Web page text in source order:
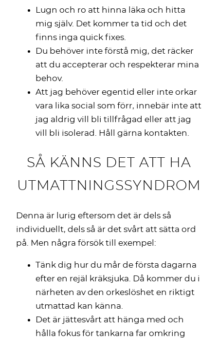
Lugn och ro att hinna läka och hitta
mig själv. Det kommer ta tid och det
finns inga quick fixes.
Du behöver inte förstå mig, det räcker
att du accepterar och respekterar mina
behov.
Att jag behöver egentid eller inte orkar
vara lika social som förr, innebär inte att
jag aldrig vill bli tillfrågad eller att jag
vill bli isolerad. Håll gärna kontakten.
SÅ KÄNNS DET ATT HA
UTMATTNINGSSYNDROM
Denna är lurig eftersom det är dels så
individuellt, dels så är det svårt att sätta ord
på. Men några försök till exempel:
Tänk dig hur du mår de första dagarna
efter en rejäl kräksjuka. Då kommer du i
närheten av den orkeslöshet en riktigt
utmattad kan känna.
Det är jättesvårt att hänga med och
hålla fokus för tankarna far omkring